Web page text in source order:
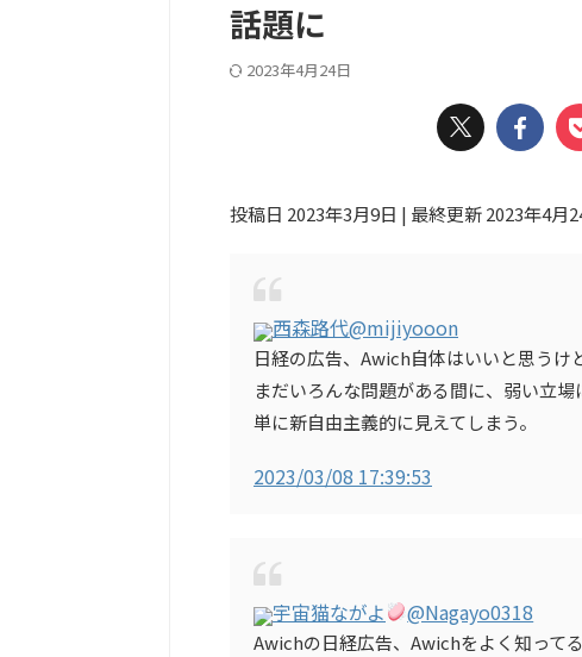
話題に
2023年4月24日
投稿日 2023年3月9日 | 最終更新 2023年4月
西森路代@mijiyooon
日経の広告、Awich自体はいいと思うけ
まだいろんな問題がある間に、弱い立
単に新自由主義的に見えてしまう。
2023/03/08 17:39:53
宇宙猫ながよ @Nagayo0318
Awichの日経広告、Awichをよく知って